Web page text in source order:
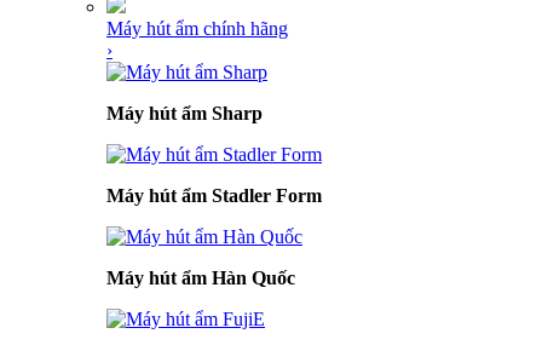
Máy hút ẩm chính hãng
›
Máy hút ẩm Sharp
Máy hút ẩm Stadler Form
Máy hút ẩm Hàn Quốc